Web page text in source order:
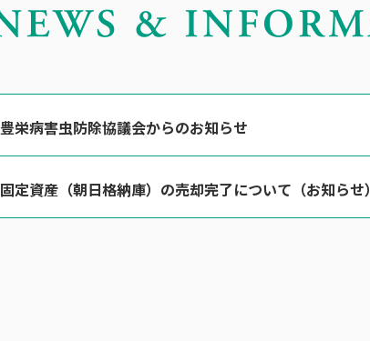
豊栄病害虫防除協議会からのお知らせ
固定資産（朝日格納庫）の売却完了について（お知らせ）